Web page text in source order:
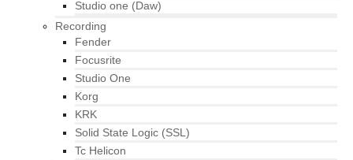
Studio one (Daw)
Recording
Fender
Focusrite
Studio One
Korg
KRK
Solid State Logic (SSL)
Tc Helicon